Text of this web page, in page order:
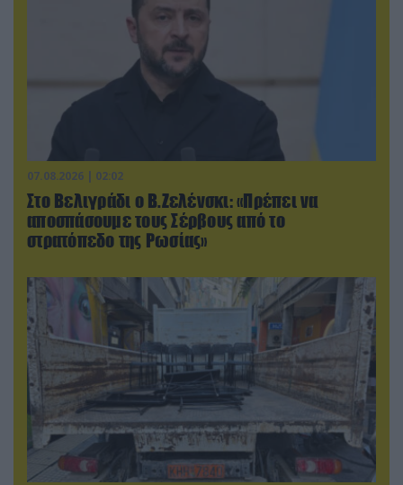
07.08.2026 | 02:02
Στο Βελιγράδι ο Β.Ζελένσκι: «Πρέπει να
αποσπάσουμε τους Σέρβους από το
στρατόπεδο της Ρωσίας»